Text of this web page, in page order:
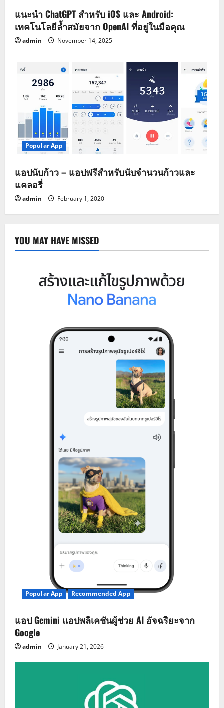
แนะนำ ChatGPT สำหรับ iOS และ Android:
เทคโนโลยีล้ำสมัยจาก OpenAI ที่อยู่ในมือคุณ
admin November 14, 2025
Popular App
แอปนับก้าว – แอปฟรีสำหรับนับจำนวนก้าวและ
แคลอรี่
admin February 1, 2020
YOU MAY HAVE MISSED
Popular App Recommended App
แอป Gemini แอปพลิเคชันผู้ช่วย AI อัจฉริยะจาก
Google
admin January 21, 2026